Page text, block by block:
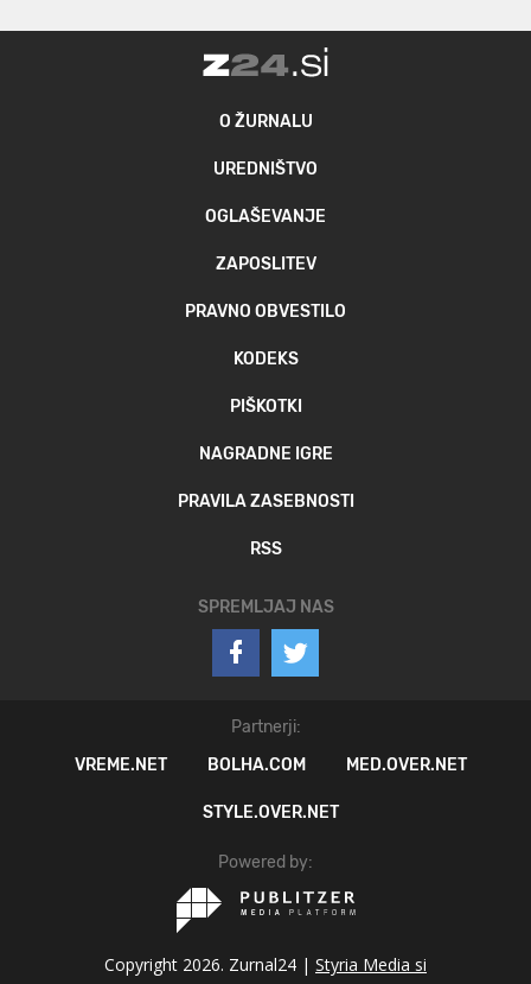
O ŽURNALU
UREDNIŠTVO
OGLAŠEVANJE
ZAPOSLITEV
PRAVNO OBVESTILO
KODEKS
PIŠKOTKI
NAGRADNE IGRE
PRAVILA ZASEBNOSTI
RSS
SPREMLJAJ NAS
Partnerji:
VREME.NET
BOLHA.COM MED.OVER.NET
STYLE.OVER.NET
Powered by:
Copyright 2026. Zurnal24 | Styria Media si